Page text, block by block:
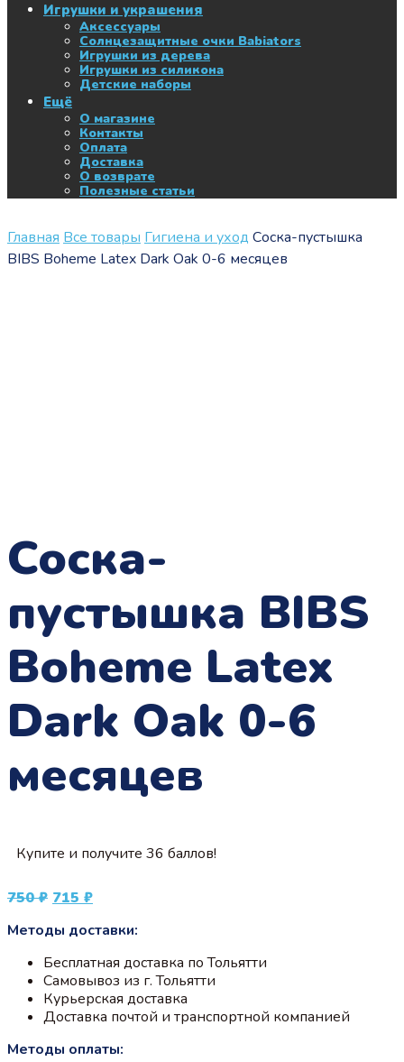
Игрушки и украшения
Аксессуары
Солнцезащитные очки Babiators
Игрушки из дерева
Игрушки из силикона
Детские наборы
Ещё
О магазине
Контакты
Оплата
Доставка
О возврате
Полезные статьи
Главная Все товары Гигиена и уход Соска-пустышка
BIBS Boheme Latex Dark Oak 0-6 месяцев
Соска-
пустышка BIBS
Boheme Latex
Dark Oak 0-6
месяцев
Купите и получите 36 баллов!
750₽ Первоначальная
составляла
715 ₽Текущая
715 ₽.
Методы доставки:
Бесплатная доставка по Тольятти
Самовывоз из г. Тольятти
Курьерская доставка
Доставка почтой и транспортной компанией
Методы оплаты: